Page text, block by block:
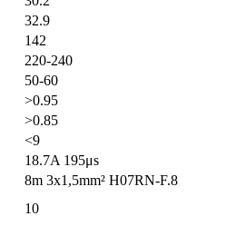
32.9
142
220-240
50-60
>0.95
>0.85
<9
18.7A 195μs
8m 3x1,5mm² H07RN-F.8
10